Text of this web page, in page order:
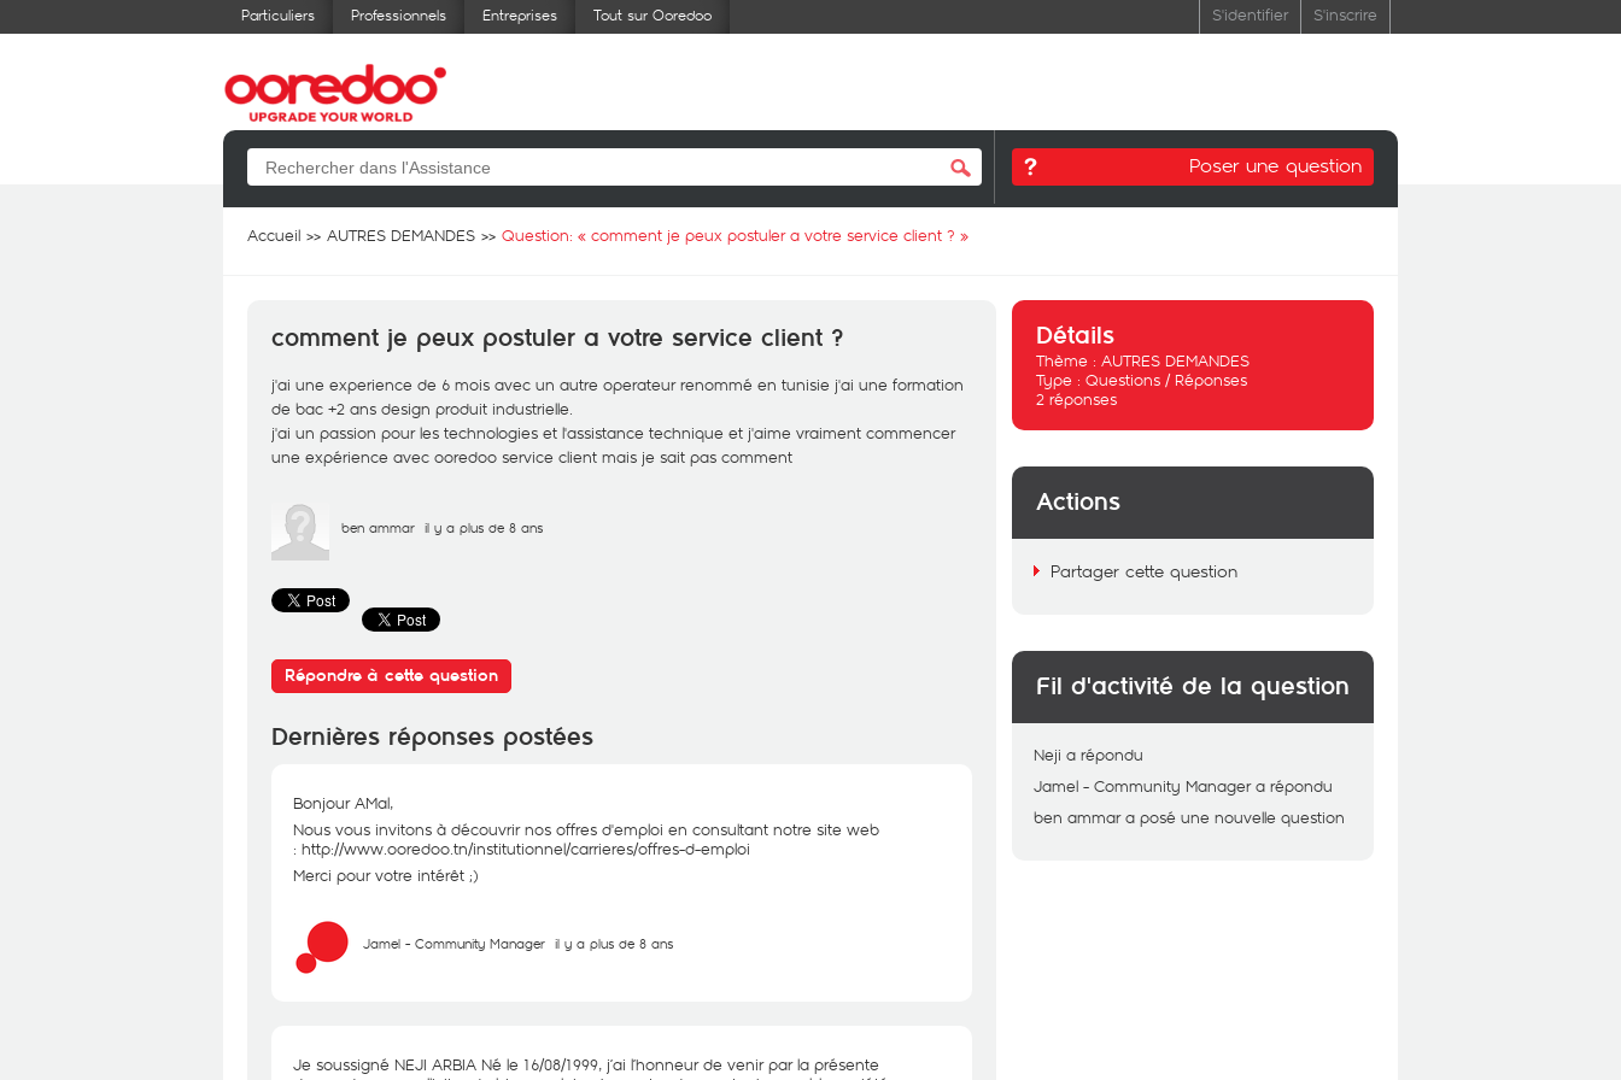
Particuliers Professionnels Entreprises Tout sur Ooredoo S'identifier S'inscrire
Poser une question
Accueil AUTRES DEMANDES Question: « comment je peux postuler a votre service client ? »
comment je peux postuler a votre service client ?
j'ai une experience de 6 mois avec un autre operateur renommé en tunisie j'ai une formation
de bac +2 ans design produit industrielle.
j'ai un passion pour les technologies et l'assistance technique et j'aime vraiment commencer
une expérience avec ooredoo service client mais je sait pas comment
ben ammar il y a plus de 8 ans
Répondre à cette question
Dernières réponses postées
Bonjour AMal,
Nous vous invitons à découvrir nos offres d'emploi en consultant notre site web
: http://www.ooredoo.tn/institutionnel/carrieres/offres-d-emploi
Merci pour votre intérêt ;)
Jamel - Community Manager il y a plus de 8 ans
Je soussigné NEJI ARBIA Né le 16/08/1999, j’ai l’honneur de venir par la présente
Détails
Thème : AUTRES DEMANDES
Type : Questions / Réponses
2 réponses
Actions
Partager cette question
Fil d'activité de la question
Neji a répondu
Jamel - Community Manager a répondu
ben ammar a posé une nouvelle question